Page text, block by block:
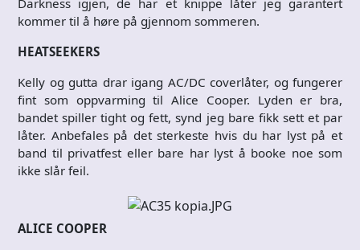
Darkness igjen, de har et knippe låter jeg garantert
kommer til å høre på gjennom sommeren.
HEATSEEKERS
Kelly og gutta drar igang AC/DC coverlåter, og fungerer
fint som oppvarming til Alice Cooper. Lyden er bra,
bandet spiller tight og fett, synd jeg bare fikk sett et par
låter. Anbefales på det sterkeste hvis du har lyst på et
band til privatfest eller bare har lyst å booke noe som
ikke slår feil.
ALICE COOPER